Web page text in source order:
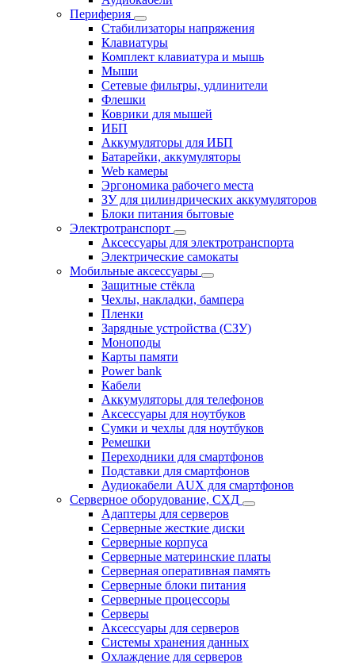
Периферия
Стабилизаторы напряжения
Клавиатуры
Комплект клавиатура и мышь
Мыши
Сетевые фильтры, удлинители
Флешки
Коврики для мышей
ИБП
Аккумуляторы для ИБП
Батарейки, аккумуляторы
Web камеры
Эргономика рабочего места
ЗУ для цилиндрических аккумуляторов
Блоки питания бытовые
Электротранспорт
Аксессуары для электротранспорта
Электрические самокаты
Мобильные аксессуары
Защитные стёкла
Чехлы, накладки, бампера
Пленки
Зарядные устройства (СЗУ)
Моноподы
Карты памяти
Power bank
Кабели
Аккумуляторы для телефонов
Аксессуары для ноутбуков
Сумки и чехлы для ноутбуков
Ремешки
Переходники для смартфонов
Подставки для смартфонов
Аудиокабели AUX для смартфонов
Серверное оборудование, СХД
Адаптеры для серверов
Серверные жесткие диски
Серверные корпуса
Серверные материнские платы
Серверная оперативная память
Серверные блоки питания
Серверные процессоры
Серверы
Аксессуары для серверов
Системы хранения данных
Охлаждение для серверов